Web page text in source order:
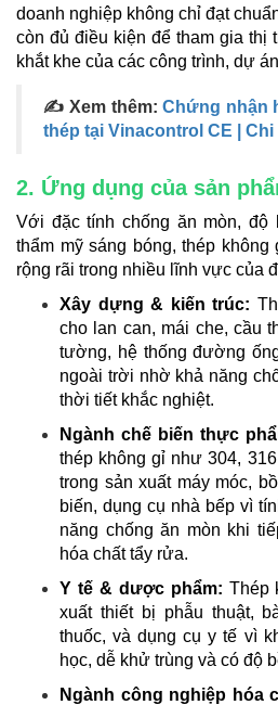
doanh nghiệp không chỉ đạt
còn đủ điều kiện để tham gia thị
khắt khe của các công trình, dự
✍ Xem thêm:Chứng nhận
thép tại Vinacontrol CE |
2. Ứng dụng của sản
Với đặc tính chống ăn mòn, độ
thẩm mỹ sáng bóng, thép
rộng rãi trong nhiều lĩnh vực của
Xây dựng & kiến trúc:
cho lan can, mái che, cầu
tường, hệ thống đường
ngoài trời nhờ khả năng
thời tiết khắc nghiệt.
Ngành chế biến thực
thép không gỉ như 304,
trong sản xuất máy móc,
biến, dụng cụ nhà bếp vì
năng chống ăn mòn khi
hóa chất tẩy rửa.
Y tế & dược phẩm: Thép
xuất thiết bị phẫu thuật,
thuốc, và dụng cụ y tế vì
học, dễ khử trùng và có độ
Ngành công nghiệp hóa